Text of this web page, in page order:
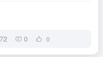
0 0